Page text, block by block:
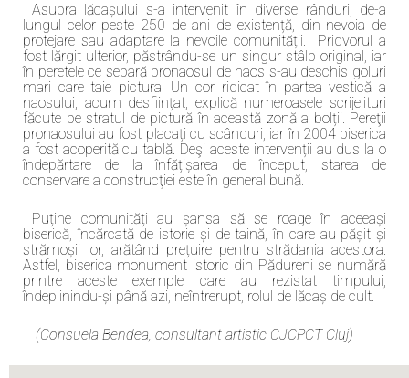
Asupra lăcașului s-a intervenit în diverse rânduri, de-a
lungul celor peste 250 de ani de existență, din nevoia de
protejare sau adaptare la nevoile comunității. Pridvorul a
fost lărgit ulterior, păstrându-se un singur stâlp original, iar
în peretele ce separă pronaosul de naos s-au deschis goluri
mari care taie pictura. Un cor ridicat în partea vestică a
naosului, acum desființat, explică numeroasele scrijelituri
făcute pe stratul de pictură în această zonă a bolții. Pereţii
pronaosului au fost placați cu scânduri, iar în 2004 biserica
a fost acoperită cu tablă. Deşi aceste intervenții au dus la o
îndepărtare de la înfățișarea de început, starea de
conservare a construcţiei este în general bună.
Puține comunități au șansa să se roage în aceeași
biserică, încărcată de istorie și de taină, în care au pășit și
strămoșii lor, arătând prețuire pentru strădania acestora.
Astfel, biserica monument istoric din Pădureni se numără
printre aceste exemple care au rezistat timpului,
îndeplinindu-și până azi, neîntrerupt, rolul de lăcaș de cult.
(Consuela Bendea, consultant artistic CJCPCT Cluj)